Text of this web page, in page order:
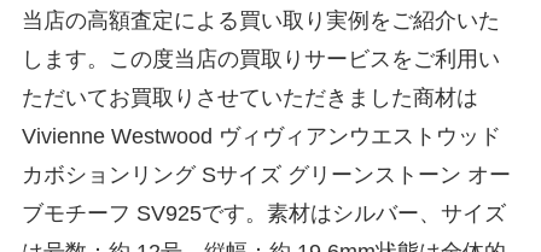
当店の高額査定による買い取り実例をご紹介いた
します。この度当店の買取りサービスをご利用い
ただいてお買取りさせていただきました商材は
Vivienne Westwood ヴィヴィアンウエストウッド
カボションリング Sサイズ グリーンストーン オー
ブモチーフ SV925です。素材はシルバー、サイズ